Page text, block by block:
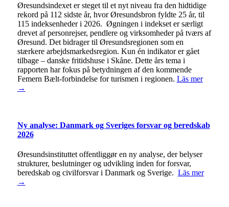
Øresundsindexet er steget til et nyt niveau fra den hidtidige
rekord på 112 sidste år, hvor Øresundsbron fyldte 25 år, til
115 indeksenheder i 2026. Øgningen i indekset er særligt
drevet af personrejser, pendlere og virksomheder på tværs af
Øresund. Det bidrager til Øresundsregionen som en
stærkere arbejdsmarkedsregion. Kun én indikator er gået
tilbage – danske fritidshuse i Skåne. Dette års tema i
rapporten har fokus på betydningen af den kommende
Femern Bælt-forbindelse for turismen i regionen. Läs mer
→
Ny analyse: Danmark og Sveriges forsvar og beredskab
2026
Øresundsinstituttet offentliggør en ny analyse, der belyser
strukturer, beslutninger og udvikling inden for forsvar,
beredskab og civilforsvar i Danmark og Sverige. Läs mer
→